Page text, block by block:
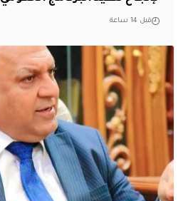
قبل 14 ساعة